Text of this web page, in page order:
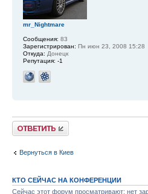
mr_Nightmare
Сообщения: 83
Зарегистрирован: Пн июн 23, 2008 15:28
Откуда: Донецк
Репутация: -1
Ответить
Вернуться в Киев
КТО СЕЙЧАС НА КОНФЕРЕНЦИИ
Сейчас этот форум просматривают: нет